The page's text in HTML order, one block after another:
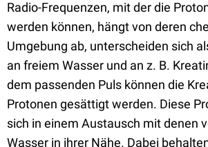
Radio-Frequenzen, mit der die
werden können, hängt von deren
Umgebung ab, unterscheiden sich
an freiem Wasser und an z. B.
dem passenden Puls können die
Protonen gesättigt werden. Diese
sich in einem Austausch mit denen
Wasser in ihrer Nähe. Dabei